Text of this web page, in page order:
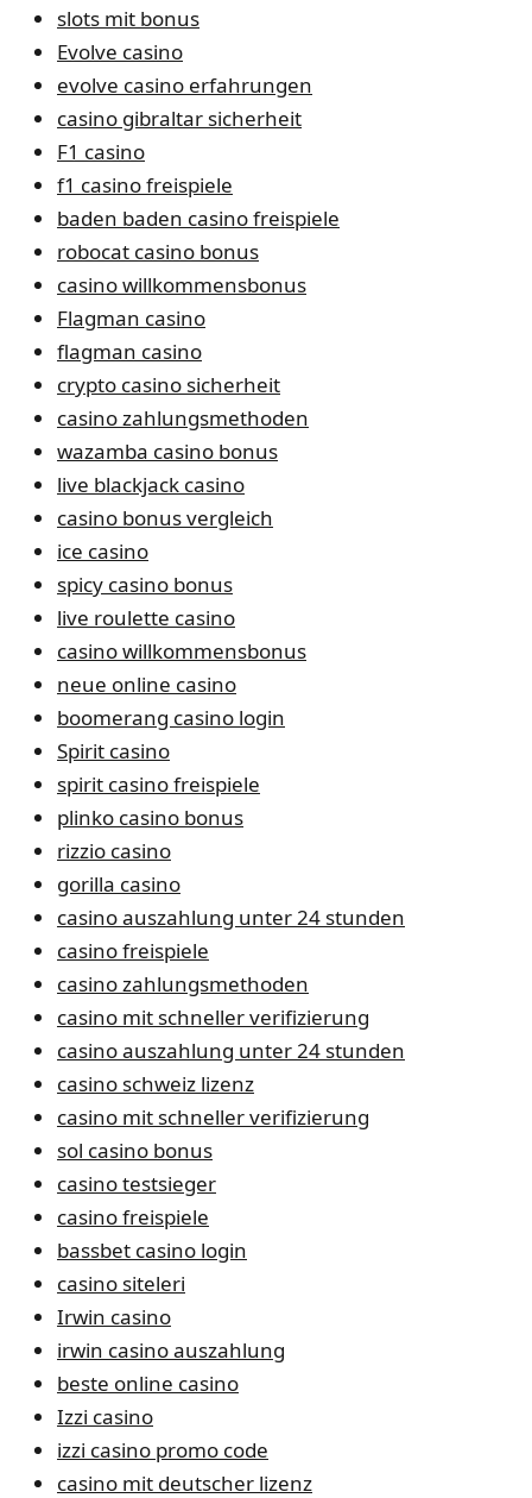
slots mit bonus
Evolve casino
evolve casino erfahrungen
casino gibraltar sicherheit
F1 casino
f1 casino freispiele
baden baden casino freispiele
robocat casino bonus
casino willkommensbonus
Flagman casino
flagman casino
crypto casino sicherheit
casino zahlungsmethoden
wazamba casino bonus
live blackjack casino
casino bonus vergleich
ice casino
spicy casino bonus
live roulette casino
casino willkommensbonus
neue online casino
boomerang casino login
Spirit casino
spirit casino freispiele
plinko casino bonus
rizzio casino
gorilla casino
casino auszahlung unter 24 stunden
casino freispiele
casino zahlungsmethoden
casino mit schneller verifizierung
casino auszahlung unter 24 stunden
casino schweiz lizenz
casino mit schneller verifizierung
sol casino bonus
casino testsieger
casino freispiele
bassbet casino login
casino siteleri
Irwin casino
irwin casino auszahlung
beste online casino
Izzi casino
izzi casino promo code
casino mit deutscher lizenz